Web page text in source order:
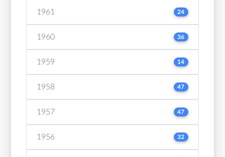
1961 24
1960 36
1959 14
1958 47
1957 47
1956 32